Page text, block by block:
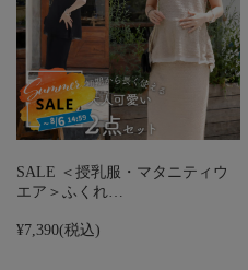
SALE ＜授乳服・マタニティウ
エア＞ふくれ…
¥7,390(税込)